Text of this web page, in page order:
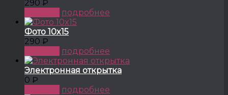
290 ₽
подробнее
Фото 10x15
290 ₽
подробнее
Электронная открытка
0 ₽
подробнее